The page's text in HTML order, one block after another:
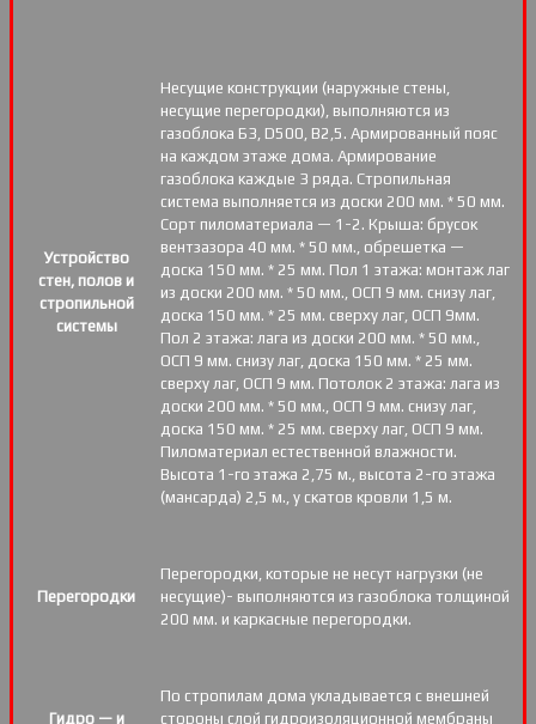
Устройство
стен, полов и
стропильной
системы
Несущие конструкции (наружные стены,
несущие перегородки), выполняются из
газоблока Б3, D500, В2,5. Армированный пояс
на каждом этаже дома. Армирование
газоблока каждые 3 ряда. Стропильная
система выполняется из доски 200 мм. * 50 мм.
Сорт пиломатериала — 1-2. Крыша: брусок
вентзазора 40 мм. * 50 мм., обрешетка —
доска 150 мм. * 25 мм. Пол 1 этажа: монтаж лаг
из доски 200 мм. * 50 мм., ОСП 9 мм. снизу лаг,
доска 150 мм. * 25 мм. сверху лаг, ОСП 9мм.
Пол 2 этажа: лага из доски 200 мм. * 50 мм.,
ОСП 9 мм. снизу лаг, доска 150 мм. * 25 мм.
сверху лаг, ОСП 9 мм. Потолок 2 этажа: лага из
доски 200 мм. * 50 мм., ОСП 9 мм. снизу лаг,
доска 150 мм. * 25 мм. сверху лаг, ОСП 9 мм.
Пиломатериал естественной влажности.
Высота 1-го этажа 2,75 м., высота 2-го этажа
(мансарда) 2,5 м., у скатов кровли 1,5 м.
Перегородки
Перегородки, которые не несут нагрузки (не
несущие)- выполняются из газоблока толщиной
200 мм. и каркасные перегородки.
Гидро — и
По стропилам дома укладывается с внешней
стороны слой гидроизоляционной мембраны